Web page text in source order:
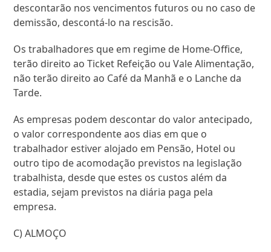
descontarão nos vencimentos futuros ou no caso de
demissão, descontá-lo na rescisão.
Os trabalhadores que em regime de Home-Office,
terão direito ao Ticket Refeição ou Vale Alimentação,
não terão direito ao Café da Manhã e o Lanche da
Tarde.
As empresas podem descontar do valor antecipado,
o valor correspondente aos dias em que o
trabalhador estiver alojado em Pensão, Hotel ou
outro tipo de acomodação previstos na legislação
trabalhista, desde que estes os custos além da
estadia, sejam previstos na diária paga pela
empresa.
C) ALMOÇO